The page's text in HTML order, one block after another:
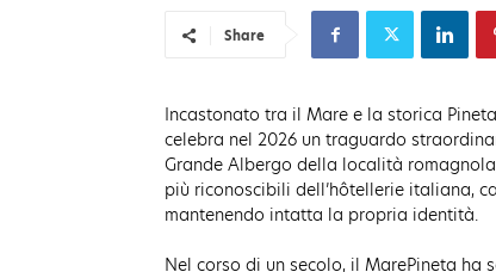
Share
Incastonato tra il Mare e la storica
celebra nel 2026 un traguardo
Grande Albergo della località
più riconoscibili dell’hôtellerie italiana,
mantenendo intatta la propria identità.
Nel corso di un secolo, il MarePineta ha